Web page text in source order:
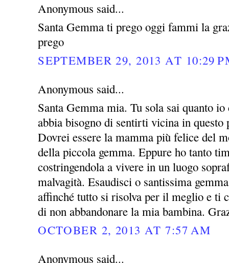
Anonymous said...
Santa Gemma ti prego oggi fammi la
prego
SEPTEMBER 29, 2013 AT 10:29
Anonymous said...
Santa Gemma mia. Tu sola sai quanto
abbia bisogno di sentirti vicina in
Dovrei essere la mamma più felice del
della piccola gemma. Eppure ho tanto
costringendola a vivere in un luogo
malvagità. Esaudisci o santissima
affinché tutto si risolva per il meglio e ti
di non abbandonare la mia bambina.
OCTOBER 2, 2013 AT 7:57 AM
Anonymous said...